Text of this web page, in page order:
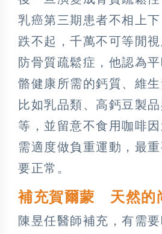
乳癌第三期患者不相上
跌不起，千萬不可等閒
防骨質疏鬆症，他認為
骼健康所需的鈣質、維生
比如乳品類、高鈣豆製
等，並留意不食用咖啡
需適度做負重運動，最
要正常。
補充賀爾蒙 天然的
陳昱任醫師補充，有需